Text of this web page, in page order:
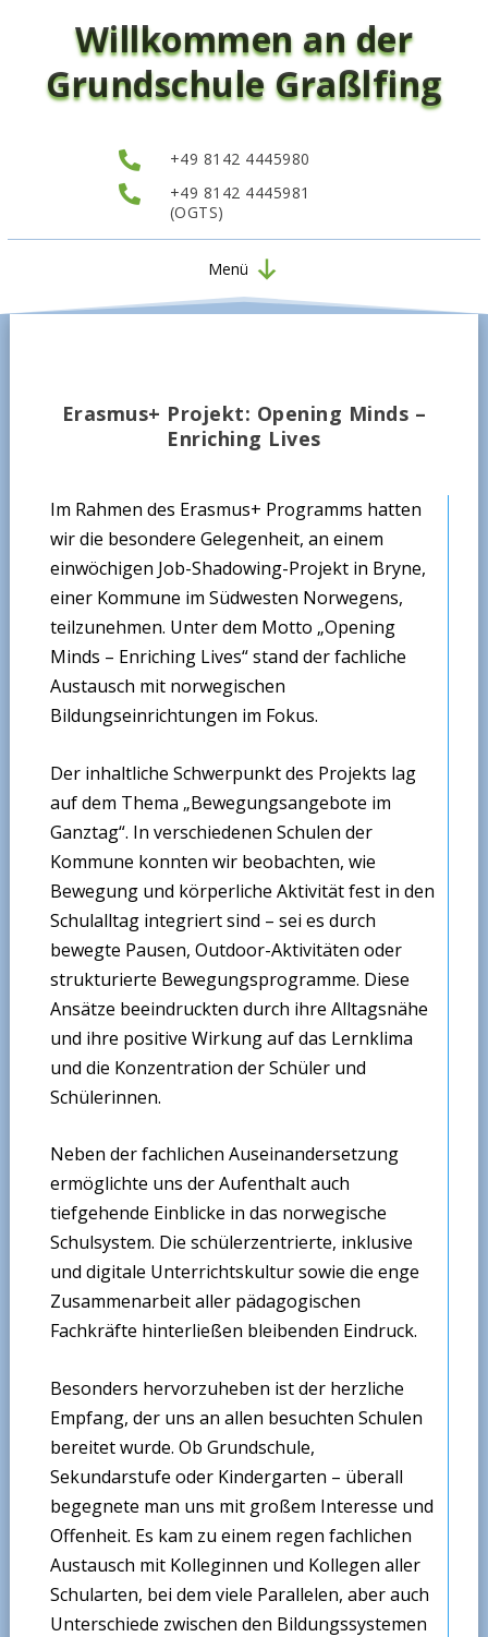
Willkommen an der
Grundschule Graßlfing
 +49 8142 4445980

+49 8142 4445981
(OGTS)
Menü
Erasmus+ Projekt: Opening Minds –
Enriching Lives
Im Rahmen des Erasmus+ Programms hatten
wir die besondere Gelegenheit, an einem
einwöchigen Job-Shadowing-Projekt in Bryne,
einer Kommune im Südwesten Norwegens,
teilzunehmen. Unter dem Motto „Opening
Minds – Enriching Lives“ stand der fachliche
Austausch mit norwegischen
Bildungseinrichtungen im Fokus.
Der inhaltliche Schwerpunkt des Projekts lag
auf dem Thema „Bewegungsangebote im
Ganztag“. In verschiedenen Schulen der
Kommune konnten wir beobachten, wie
Bewegung und körperliche Aktivität fest in den
Schulalltag integriert sind – sei es durch
bewegte Pausen, Outdoor-Aktivitäten oder
strukturierte Bewegungsprogramme. Diese
Ansätze beeindruckten durch ihre Alltagsnähe
und ihre positive Wirkung auf das Lernklima
und die Konzentration der Schüler und
Schülerinnen.
Neben der fachlichen Auseinandersetzung
ermöglichte uns der Aufenthalt auch
tiefgehende Einblicke in das norwegische
Schulsystem. Die schülerzentrierte, inklusive
und digitale Unterrichtskultur sowie die enge
Zusammenarbeit aller pädagogischen
Fachkräfte hinterließen bleibenden Eindruck.
Besonders hervorzuheben ist der herzliche
Empfang, der uns an allen besuchten Schulen
bereitet wurde. Ob Grundschule,
Sekundarstufe oder Kindergarten – überall
begegnete man uns mit großem Interesse und
Offenheit. Es kam zu einem regen fachlichen
Austausch mit Kolleginnen und Kollegen aller
Schularten, bei dem viele Parallelen, aber auch
Unterschiede zwischen den Bildungssystemen